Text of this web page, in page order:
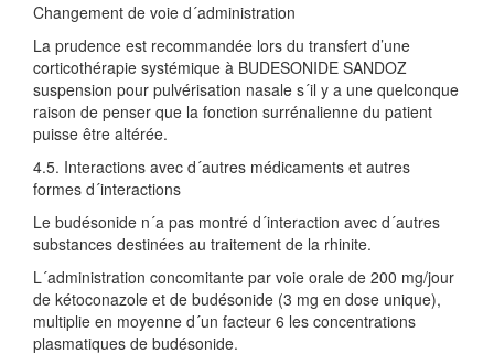
Changement de voie d´administration
La prudence est recommandée lors du transfert d’une
corticothérapie systémique à BUDESONIDE SANDOZ
suspension pour pulvérisation nasale s´il y a une quelconque
raison de penser que la fonction surrénalienne du patient
puisse être altérée.
4.5. Interactions avec d´autres médicaments et autres
formes d´interactions
Le budésonide n´a pas montré d´interaction avec d´autres
substances destinées au traitement de la rhinite.
L´administration concomitante par voie orale de 200 mg/jour
de kétoconazole et de budésonide (3 mg en dose unique),
multiplie en moyenne d´un facteur 6 les concentrations
plasmatiques de budésonide.